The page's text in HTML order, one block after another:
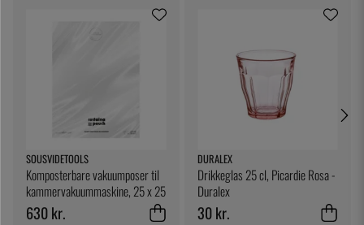
SOUSVIDETOOLS
Komposterbare vakuumposer til
kammervakuummaskine, 25 x 25
cm, 200-pak - SousVideTools
630 kr.
DURALEX
Drikkeglas 25 cl, Picardie Rosa -
Duralex
30 kr.